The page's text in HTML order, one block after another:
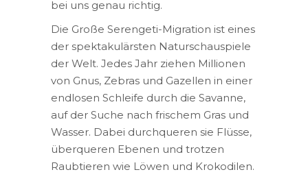
bei uns genau richtig.
Die Große Serengeti-Migration ist eines
der spektakulärsten Naturschauspiele
der Welt. Jedes Jahr ziehen Millionen
von Gnus, Zebras und Gazellen in einer
endlosen Schleife durch die Savanne,
auf der Suche nach frischem Gras und
Wasser. Dabei durchqueren sie Flüsse,
überqueren Ebenen und trotzen
Raubtieren wie Löwen und Krokodilen.